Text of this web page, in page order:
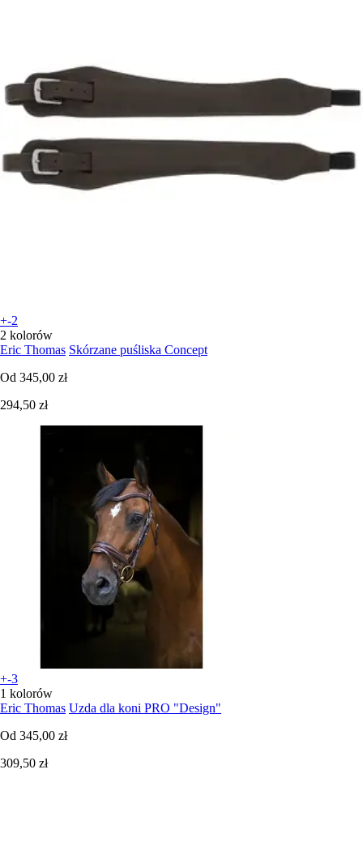
+-2
2 kolorów
Eric Thomas Skórzane puśliska Concept
Od 345,00 zł
294,50 zł
+-3
1 kolorów
Eric Thomas Uzda dla koni PRO "Design"
Od 345,00 zł
309,50 zł